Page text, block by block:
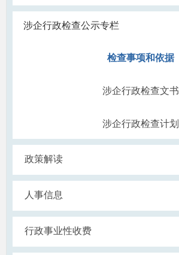
涉企行政检查公示专栏
检查事项和依据
涉企行政检查文书
涉企行政检查计划
政策解读
人事信息
行政事业性收费